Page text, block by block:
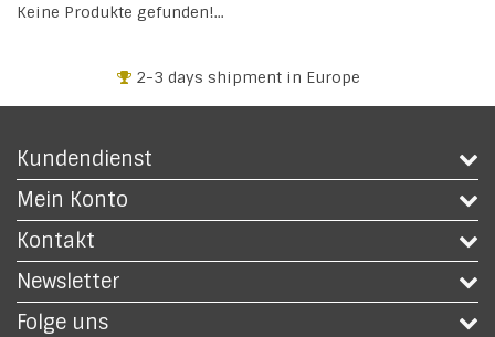
Keine Produkte gefunden!...
2-3 days shipment in Europe
Kundendienst
Mein Konto
Kontakt
Newsletter
Folge uns